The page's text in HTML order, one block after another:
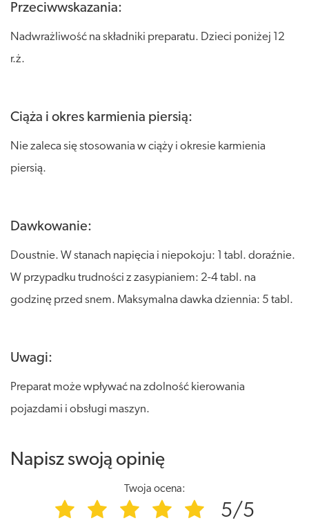
Przeciwwskazania:
Nadwrażliwość na składniki preparatu. Dzieci poniżej 12
r.ż.
Ciąża i okres karmienia piersią:
Nie zaleca się stosowania w ciąży i okresie karmienia
piersią.
Dawkowanie:
Doustnie. W stanach napięcia i niepokoju: 1 tabl. doraźnie.
W przypadku trudności z zasypianiem: 2-4 tabl. na
godzinę przed snem. Maksymalna dawka dziennia: 5 tabl.
Uwagi:
Preparat może wpływać na zdolność kierowania
pojazdami i obsługi maszyn.
Napisz swoją opinię
Twoja ocena:
5/5